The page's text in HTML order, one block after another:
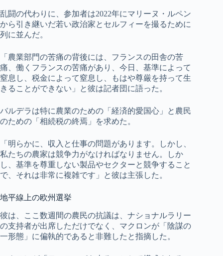
乱闘の代わりに、参加者は2022年にマリーヌ・ルペン
から引き継いだ若い政治家とセルフィーを撮るために
列に並んだ。
「農業部門の苦痛の背後には、フランスの田舎の苦
痛、働くフランスの苦痛があり、今日、基準によって
窒息し、税金によって窒息し、もはや尊厳を持って生
きることができない」と彼は記者団に語った。
バルデラは特に農業のための「経済的愛国心」と農民
のための「相続税の終焉」を求めた。
「明らかに、収入と仕事の問題があります。しかし、
私たちの農家は競争力がなければなりません。しか
し、基準を尊重しない製品やセクターと競争すること
で、それは非常に複雑です」と彼は主張した。
地平線上の欧州選挙
彼は、ここ数週間の農民の抗議は、ナショナルラリー
の支持者が出席しただけでなく、マクロンが「陰謀の
一形態」に偏執的であると非難したと指摘した。